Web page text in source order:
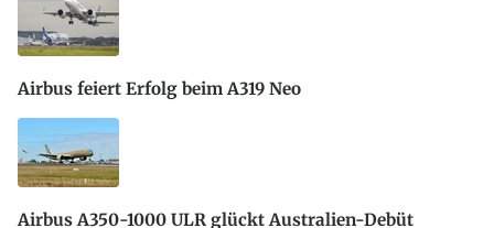
Airbus feiert Erfolg beim A319 Neo
Airbus A350-1000 ULR glückt Australien-Debüt